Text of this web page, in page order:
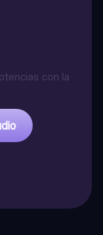
con la